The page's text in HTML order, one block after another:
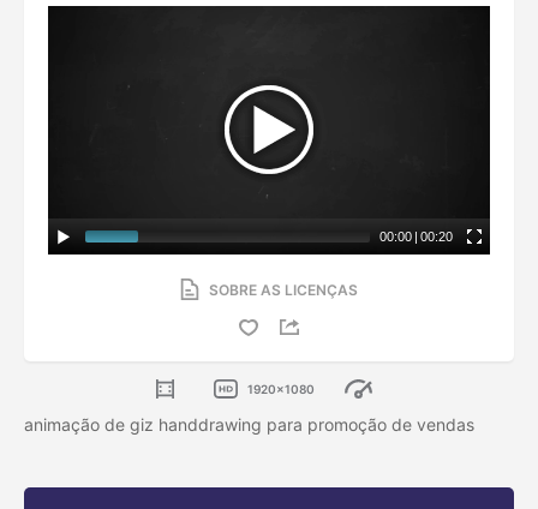
00:00 | 00:20
SOBRE AS LICENÇAS
1920x1080
animação de giz handdrawing para promoção de vendas